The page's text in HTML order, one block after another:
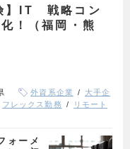
】IT 戦略コン
！（福岡・熊
外資系企業
大手企
フレックス勤務
リモート
ォーメ